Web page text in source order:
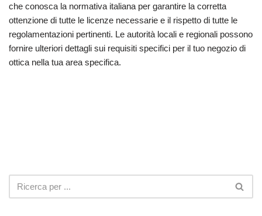
che conosca la normativa italiana per garantire la corretta
ottenzione di tutte le licenze necessarie e il rispetto di tutte le
regolamentazioni pertinenti. Le autorità locali e regionali possono
fornire ulteriori dettagli sui requisiti specifici per il tuo negozio di
ottica nella tua area specifica.